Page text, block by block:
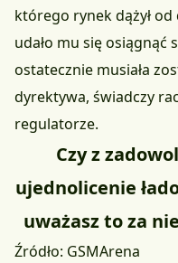
którego rynek dążył
udało mu się osiągnąć
ostatecznie musiała
dyrektywa, świadczy
regulatorze.
Czy z
ujednolicenie
uważasz to za
Źródło: GSMArena